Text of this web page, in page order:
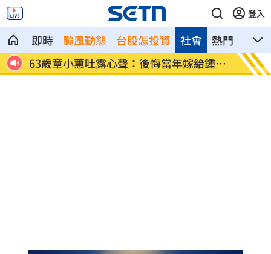
登入
即時 颱風動態 台股怎投資 熱門 影音
社會
槓
63歲章小蕙吐露心聲：後悔當年嫁給鍾鎮
濤
白海
緩